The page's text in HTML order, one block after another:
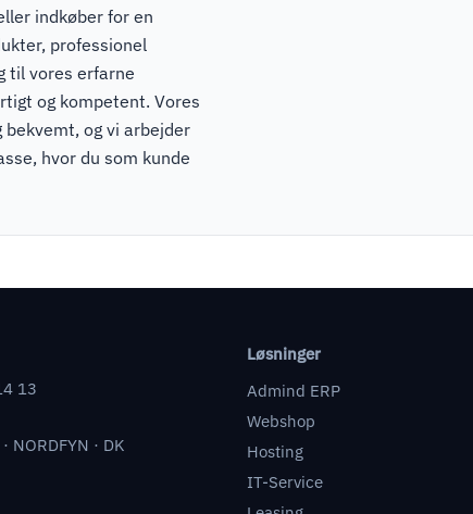
indkøber for en
professionel
til vores erfarne
og kompetent. Vores
og vi arbejder
hvor du som kunde
13
NORDFYN · DK
Løsninger
Admind ERP
Webshop
Hosting
IT-Service